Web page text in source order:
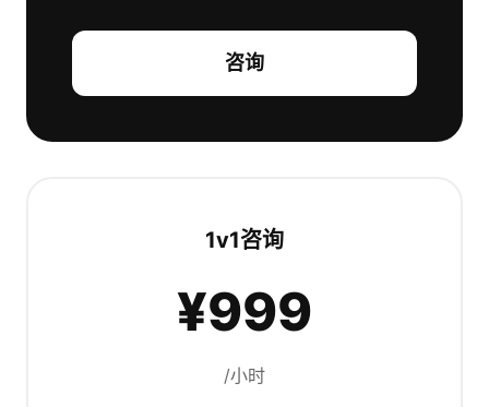
咨询
1v1咨询
¥999
/小时